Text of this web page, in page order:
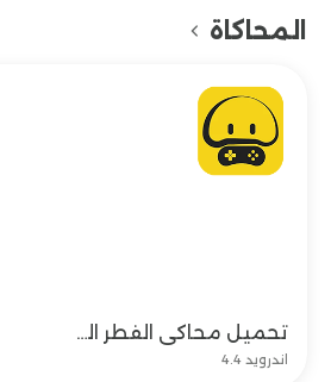
المحاكاة
تحميل محاكي الفطر الصيني Mogul Cloud Game 2023 مجاناً
اندرويد 4.4